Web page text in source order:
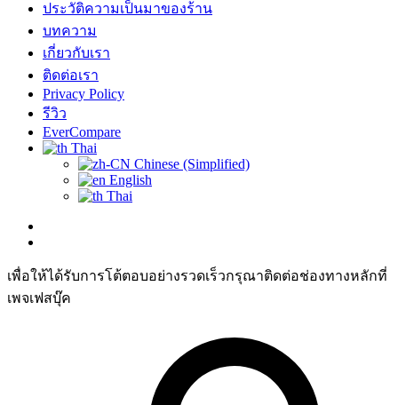
ประวัติความเป็นมาของร้าน
บทความ
เกี่ยวกับเรา
ติดต่อเรา
Privacy Policy
รีวิว
EverCompare
Thai
Chinese (Simplified)
English
Thai
เพื่อให้ได้รับการโต้ตอบอย่างรวดเร็วกรุณาติดต่อช่องทางหลักที่
เพจเฟสบุ๊ค